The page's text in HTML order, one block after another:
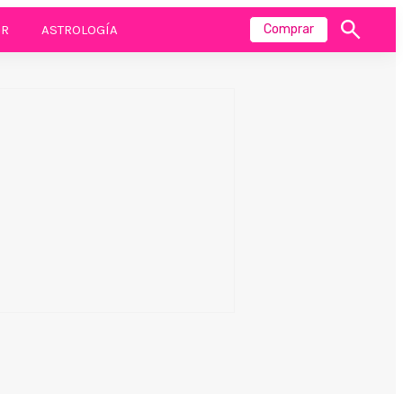
ASTROLOGÍA Comprar
Mostrar